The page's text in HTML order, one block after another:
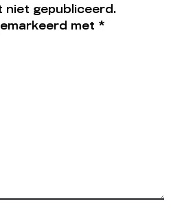
niet gepubliceerd.
met *